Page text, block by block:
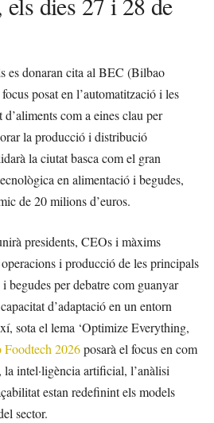
es donaran cita al BEC (Bilbao
posat en l’automatització i les
com a eines clau per
la producció i distribució
la ciutat basca com el gran
en alimentació i begudes,
de 20 milions d’euros.
presidents, CEOs i màxims
i producció de les principals
begudes per debatre com guanyar
d’adaptació en un entorn
sota el lema ‘Optimize Everything,
Foodtech 2026posarà el focus en com
intel·ligència artificial, l’anàlisi
estan redefinint els models
sector.